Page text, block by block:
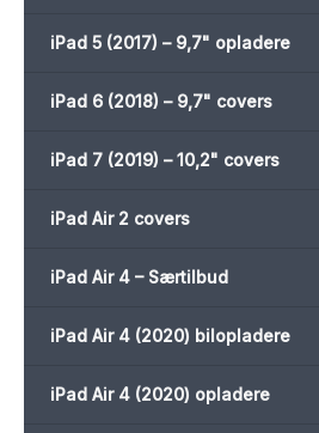
iPad 5 (2017) – 9,7" opladere
iPad 6 (2018) – 9,7" covers
iPad 7 (2019) – 10,2" covers
iPad Air 2 covers
iPad Air 4 – Særtilbud
iPad Air 4 (2020) bilopladere
iPad Air 4 (2020) opladere